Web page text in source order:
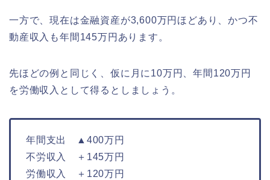
一方で、現在は金融資産が3,600万円ほどあり、かつ不
動産収入も年間145万円あります。
先ほどの例と同じく、仮に月に10万円、年間120万円
を労働収入として得るとしましょう。
年間支出 ▲400万円
不労収入 ＋145万円
労働収入 ＋120万円